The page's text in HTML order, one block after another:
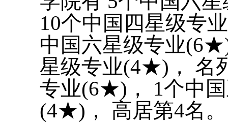
10个中国四星级专
中国六星级专业
星级专业(4★)， 名
专业(6★)， 1个中
(4★)， 高居第4名。